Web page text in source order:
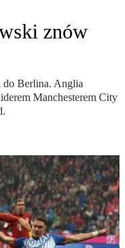
znów
do Berlina. Anglia
Manchesterem City